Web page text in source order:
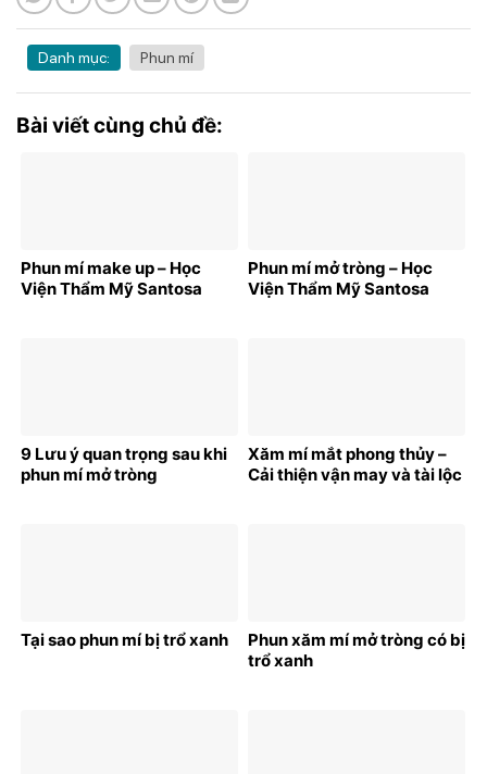
Danh mục: Phun mí
Bài viết cùng chủ đề:
Phun mí make up – Học
Viện Thẩm Mỹ Santosa
Phun mí mở tròng – Học
Viện Thẩm Mỹ Santosa
9 Lưu ý quan trọng sau khi
phun mí mở tròng
Xăm mí mắt phong thủy –
Cải thiện vận may và tài lộc
Tại sao phun mí bị trổ xanh
Phun xăm mí mở tròng có bị
trổ xanh